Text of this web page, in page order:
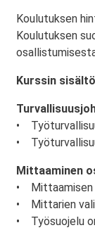
Koulutuksen
Koulutuksen
Kurssin sisältö
•
•
Mittaaminen
• Mittaamisen
• Mittarien
• Työsuojelu